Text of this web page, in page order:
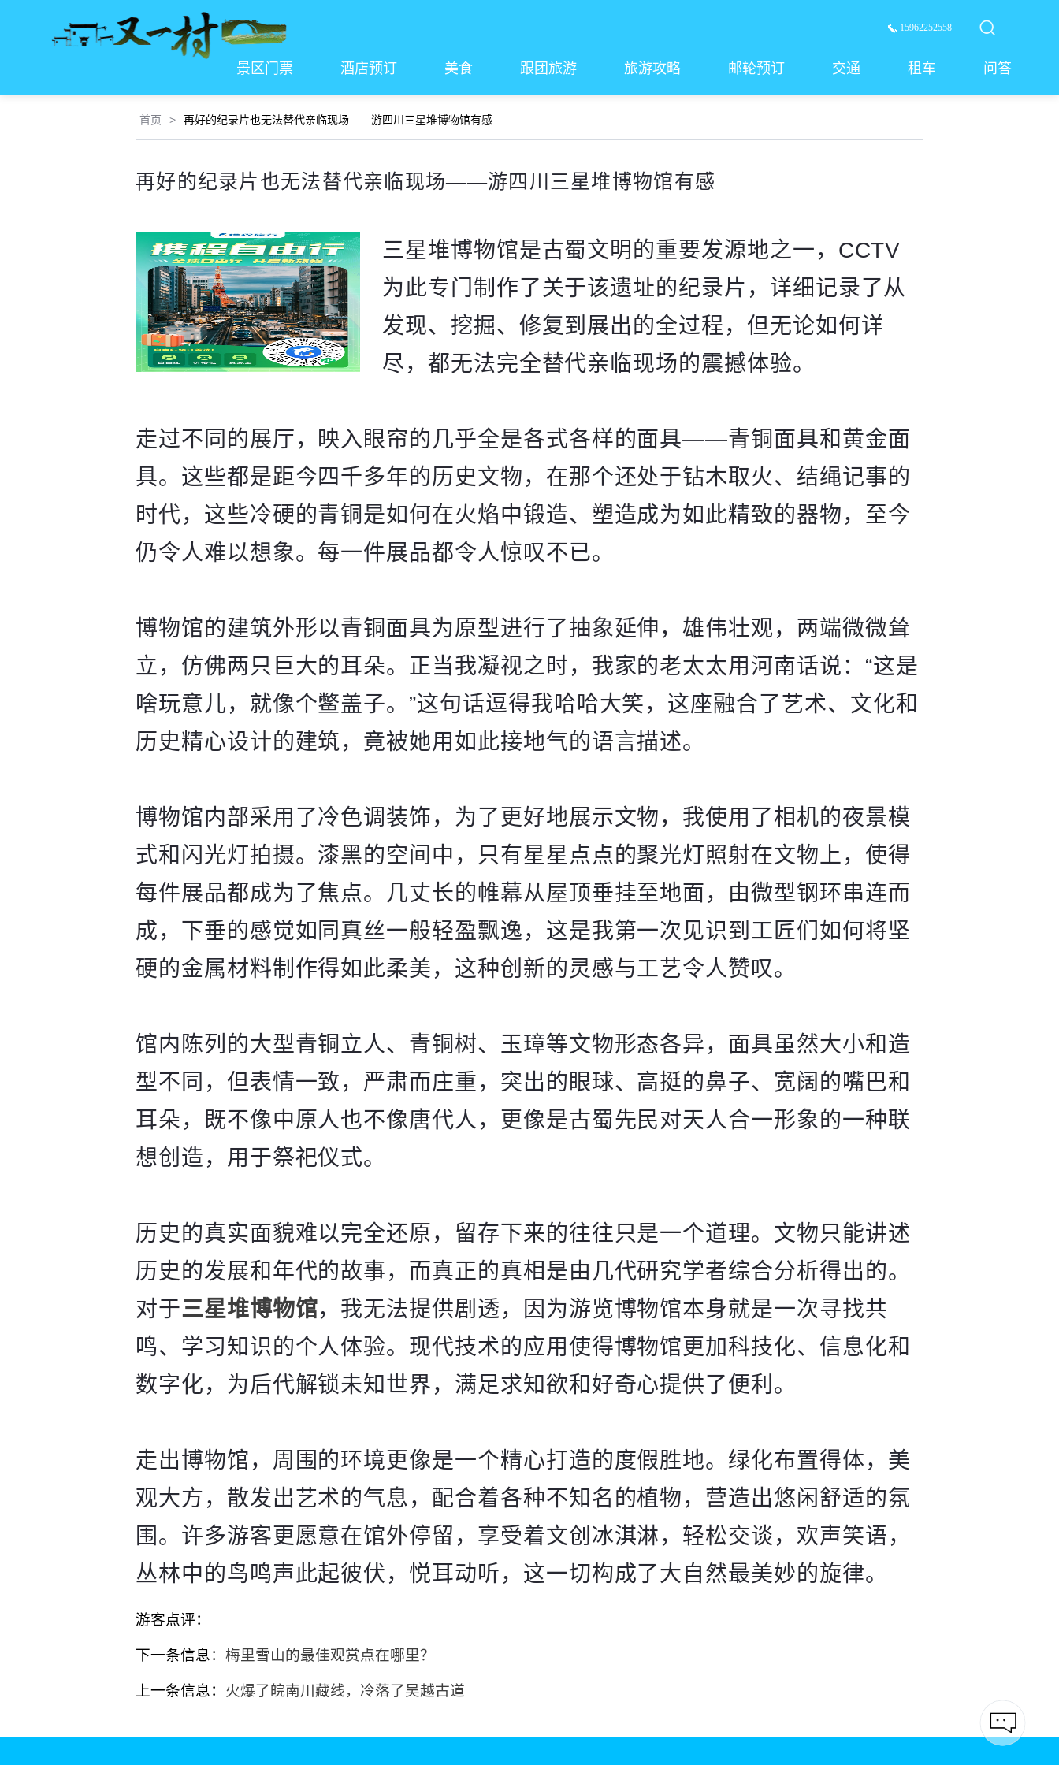
15962252558
景区门票 酒店预订 美食 跟团旅游 旅游攻略 邮轮预订 交通 租车 问答
首页 > 再好的纪录片也无法替代亲临现场——游四川三星堆博物馆有感
再好的纪录片也无法替代亲临现场——游四川三星堆博物馆有感
三星堆博物馆是古蜀文明的重要发源地之一，CCTV
为此专门制作了关于该遗址的纪录片，详细记录了从
发现、挖掘、修复到展出的全过程，但无论如何详
尽，都无法完全替代亲临现场的震撼体验。
走过不同的展厅，映入眼帘的几乎全是各式各样的面具——青铜面具和黄金面
具。这些都是距今四千多年的历史文物，在那个还处于钻木取火、结绳记事的
时代，这些冷硬的青铜是如何在火焰中锻造、塑造成为如此精致的器物，至今
仍令人难以想象。每一件展品都令人惊叹不已。
博物馆的建筑外形以青铜面具为原型进行了抽象延伸，雄伟壮观，两端微微耸
立，仿佛两只巨大的耳朵。正当我凝视之时，我家的老太太用河南话说：“这是
啥玩意儿，就像个鳖盖子。”这句话逗得我哈哈大笑，这座融合了艺术、文化和
历史精心设计的建筑，竟被她用如此接地气的语言描述。
博物馆内部采用了冷色调装饰，为了更好地展示文物，我使用了相机的夜景模
式和闪光灯拍摄。漆黑的空间中，只有星星点点的聚光灯照射在文物上，使得
每件展品都成为了焦点。几丈长的帷幕从屋顶垂挂至地面，由微型钢环串连而
成，下垂的感觉如同真丝一般轻盈飘逸，这是我第一次见识到工匠们如何将坚
硬的金属材料制作得如此柔美，这种创新的灵感与工艺令人赞叹。
馆内陈列的大型青铜立人、青铜树、玉璋等文物形态各异，面具虽然大小和造
型不同，但表情一致，严肃而庄重，突出的眼球、高挺的鼻子、宽阔的嘴巴和
耳朵，既不像中原人也不像唐代人，更像是古蜀先民对天人合一形象的一种联
想创造，用于祭祀仪式。
历史的真实面貌难以完全还原，留存下来的往往只是一个道理。文物只能讲述
历史的发展和年代的故事，而真正的真相是由几代研究学者综合分析得出的。
对于三星堆博物馆，我无法提供剧透，因为游览博物馆本身就是一次寻找共
鸣、学习知识的个人体验。现代技术的应用使得博物馆更加科技化、信息化和
数字化，为后代解锁未知世界，满足求知欲和好奇心提供了便利。
走出博物馆，周围的环境更像是一个精心打造的度假胜地。绿化布置得体，美
观大方，散发出艺术的气息，配合着各种不知名的植物，营造出悠闲舒适的氛
围。许多游客更愿意在馆外停留，享受着文创冰淇淋，轻松交谈，欢声笑语，
丛林中的鸟鸣声此起彼伏，悦耳动听，这一切构成了大自然最美妙的旋律。
游客点评：
下一条信息： 梅里雪山的最佳观赏点在哪里？
上一条信息： 火爆了皖南川藏线，冷落了吴越古道